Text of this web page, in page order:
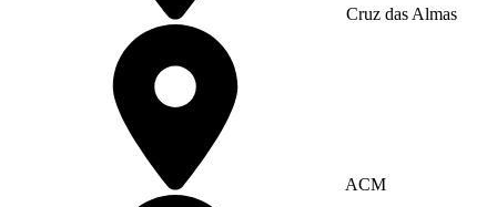
Cruz das Almas
ACM